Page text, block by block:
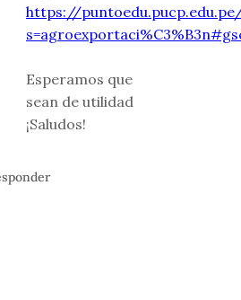
https://
Esperamos que
sean de utilidad
¡Saludos!